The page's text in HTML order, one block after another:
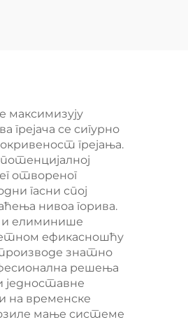
максимизују
се сигурно
грејања.
отвореног
гасни спој
нивоа горива.
и елиминише
ефикасношћу
знатно
решења
једноставне
на временске
мање системе